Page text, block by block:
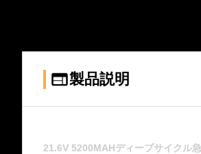
製品説明
21.6V 5200MAHディープサイクル